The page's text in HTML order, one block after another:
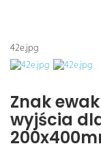
42e.jpg
Znak
wyjścia